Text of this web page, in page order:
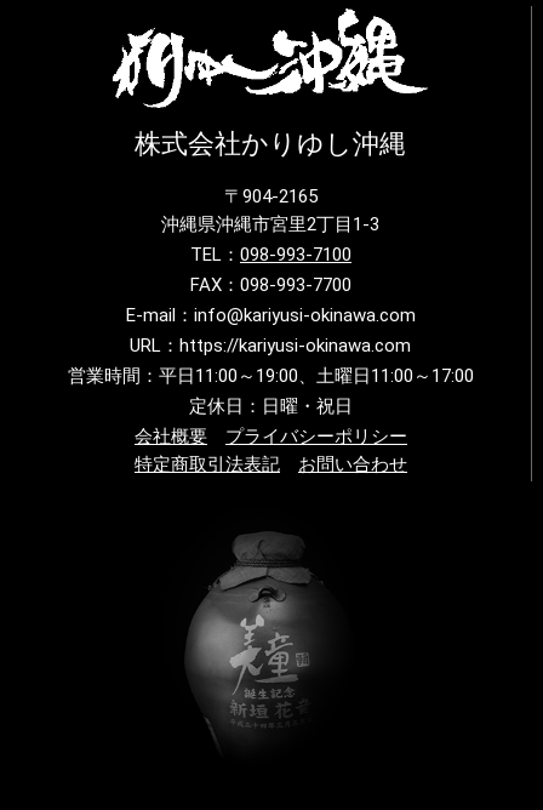
株式会社かりゆし沖縄
〒904-2165
沖縄県沖縄市宮里2丁目1-3
TEL： 098-993-7100
FAX：098-993-7700
E-mail：info@kariyusi-okinawa.com
URL：https://kariyusi-okinawa.com
営業時間：平日11:00～19:00、土曜日11:00～17:00
定休日：日曜・祝日
会社概要
プライバシーポリシー
特定商取引法表記
お問い合わせ